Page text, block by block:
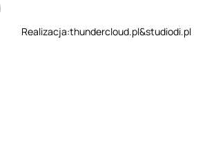
studiodi.pl
&
thundercloud.pl
Realizacja: